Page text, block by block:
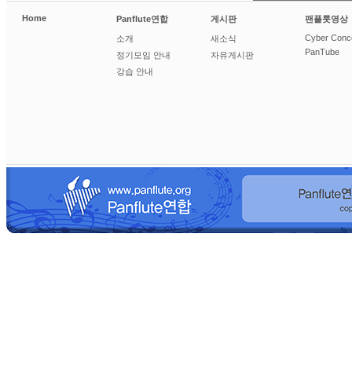
Home Panflute연합
소개
정기모임 안내
강습 안내
게시판
새소식
자유게시판
팬플룻영상
Cyber
PanTube